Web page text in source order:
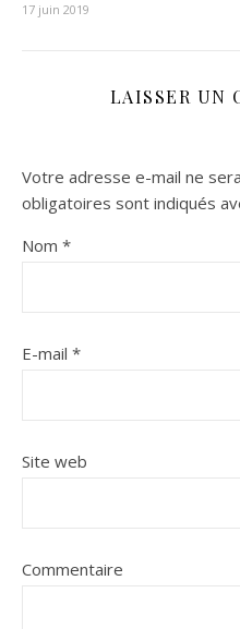
17 juin 2019
LAISSER UN
Votre adresse e-mail ne
obligatoires sont indiqués
Nom *
E-mail *
Site web
Commentaire